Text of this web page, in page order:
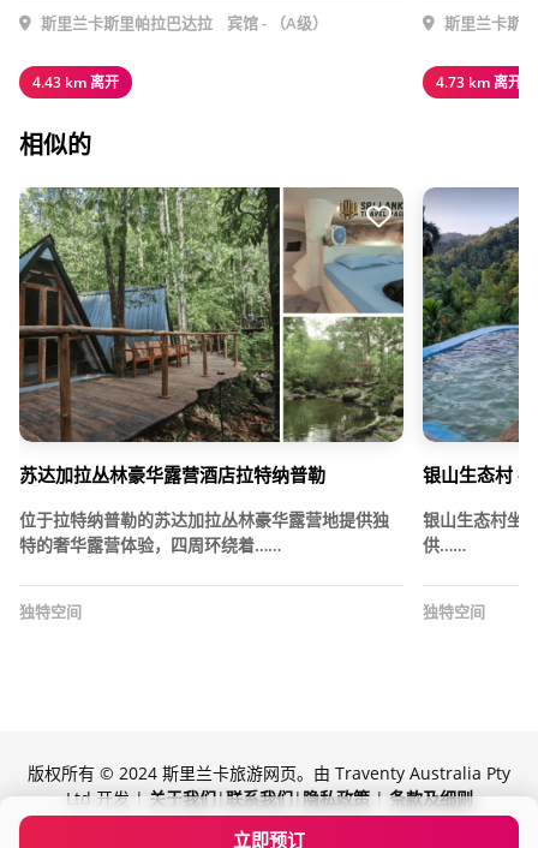
立即预订
斯里兰卡斯里帕拉巴达拉 宾馆 - （A级）
4.43 km 离开
斯里兰卡斯
4.73 km 离开
相似的
苏达加拉丛林豪华露营酒店拉特纳普勒
位于拉特纳普勒的苏达加拉丛林豪华露营地提供独
特的奢华露营体验，四周环绕着……
独特空间
银山生态村 –
银山生态村坐
供……
独特空间
版权所有 © 2024 斯里兰卡旅游网页。由 Traventy Australia Pty
Ltd 开发 | 关于我们|联系我们| 隐私政策| 条款及细则
由 Traventy 提供技术支持